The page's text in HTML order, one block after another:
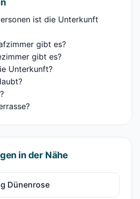
ist die Unterkunft
gibt es?
gibt es?
Unterkunft?
in der Nähe
Dünenrose